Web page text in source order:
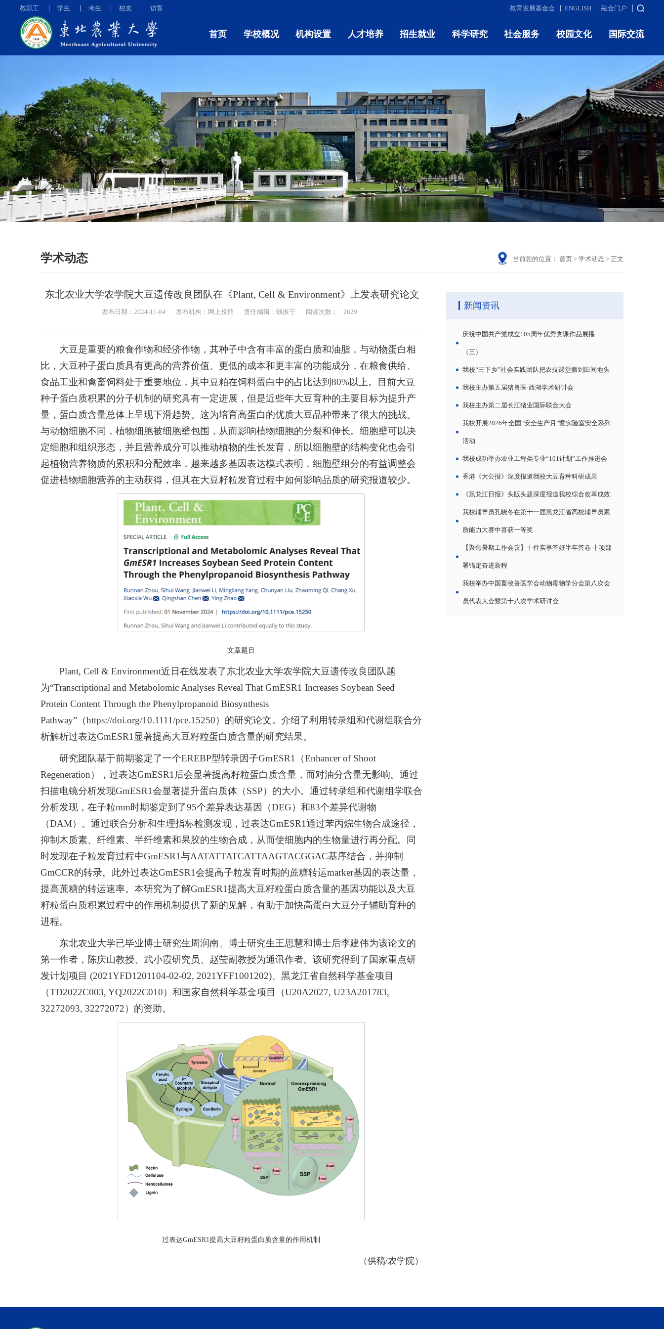
教职工 学生 考生 校友 访客 教育发展基金会 ENGLISH 融合门户
首页 学校概况 机构设置 人才培养 招生就业 科学研究 社会服务 校园文化 国际交流
学术动态 当前您的位置： 首页 > 学术动态 > 正文
东北农业大学农学院大豆遗传改良团队在《Plant, Cell & Environment》上发表研究论文
发布日期：2024-11-04 发布机构：网上投稿 责任编辑：钱振宁 阅读次数： 2629
大豆是重要的粮食作物和经济作物，其种子中含有丰富的蛋白质和油脂，与动物蛋白相
比，大豆种子蛋白质具有更高的营养价值、更低的成本和更丰富的功能成分，在粮食供给、
食品工业和禽畜饲料处于重要地位，其中豆粕在饲料蛋白中的占比达到80%以上。目前大豆
种子蛋白质积累的分子机制的研究具有一定进展，但是近些年大豆育种的主要目标为提升产
量，蛋白质含量总体上呈现下滑趋势。这为培育高蛋白的优质大豆品种带来了很大的挑战。
与动物细胞不同，植物细胞被细胞壁包围，从而影响植物细胞的分裂和伸长。细胞壁可以决
定细胞和组织形态，并且营养成分可以推动植物的生长发育，所以细胞壁的结构变化也会引
起植物营养物质的累积和分配效率，越来越多基因表达模式表明，细胞壁组分的有益调整会
促进植物细胞营养的主动获得，但其在大豆籽粒发育过程中如何影响品质的研究报道较少。
文章题目
Plant, Cell & Environment近日在线发表了东北农业大学农学院大豆遗传改良团队题
为“Transcriptional and Metabolomic Analyses Reveal That GmESR1 Increases Soybean Seed
Protein Content Through the Phenylpropanoid Biosynthesis
Pathway”（https://doi.org/10.1111/pce.15250）的研究论文。介绍了利用转录组和代谢组联合分
析解析过表达GmESR1显著提高大豆籽粒蛋白质含量的研究结果。
研究团队基于前期鉴定了一个EREBP型转录因子GmESR1（Enhancer of Shoot
Regeneration），过表达GmESR1后会显著提高籽粒蛋白质含量，而对油分含量无影响。通过
扫描电镜分析发现GmESR1会显著提升蛋白质体（SSP）的大小。通过转录组和代谢组学联合
分析发现，在子粒mm时期鉴定到了95个差异表达基因（DEG）和83个差异代谢物
（DAM）。通过联合分析和生理指标检测发现，过表达GmESR1通过苯丙烷生物合成途径，
抑制木质素、纤维素、半纤维素和果胶的生物合成，从而使细胞内的生物量进行再分配。同
时发现在子粒发育过程中GmESR1与AATATTATCATTAAGTACGGAC基序结合，并抑制
GmCCR的转录。此外过表达GmESR1会提高子粒发育时期的蔗糖转运marker基因的表达量，
提高蔗糖的转运速率。本研究为了解GmESR1提高大豆籽粒蛋白质含量的基因功能以及大豆
籽粒蛋白质积累过程中的作用机制提供了新的见解，有助于加快高蛋白大豆分子辅助育种的
进程。
东北农业大学已毕业博士研究生周润南、博士研究生王思慧和博士后李建伟为该论文的
第一作者，陈庆山教授、武小霞研究员、赵莹副教授为通讯作者。该研究得到了国家重点研
发计划项目 (2021YFD1201104-02-02, 2021YFF1001202)、黑龙江省自然科学基金项目
（TD2022C003, YQ2022C010）和国家自然科学基金项目（U20A2027, U23A201783,
32272093, 32272072）的资助。
过表达GmESR1提高大豆籽粒蛋白质含量的作用机制
（供稿/农学院）
新闻资讯
庆祝中国共产党成立105周年优秀党课作品展播
（三）
我校“三下乡”社会实践团队把农技课堂搬到田间地头
我校主办第五届猪兽医·西湖学术研讨会
我校主办第二届长江猪业国际联合大会
我校开展2026年全国“安全生产月”暨实验室安全系列
活动
我校成功举办农业工程类专业“101计划”工作推进会
香港《大公报》深度报道我校大豆育种科研成果
《黑龙江日报》头版头题深度报道我校综合改革成效
我校辅导员孔晓冬在第十一届黑龙江省高校辅导员素
质能力大赛中喜获一等奖
【聚焦暑期工作会议】十件实事答好半年答卷 十项部
署锚定奋进新程
我校举办中国畜牧兽医学会动物毒物学分会第八次会
员代表大会暨第十八次学术研讨会